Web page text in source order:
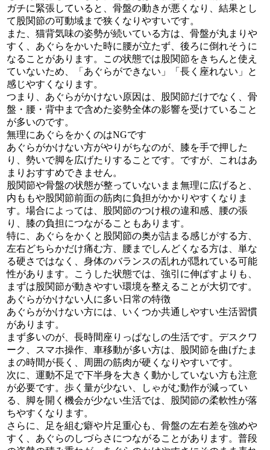
ガチに緊張していると、骨盤の動きが悪くなり、結果とし
て股関節の可動域まで狭くなりやすいです。
また、猫背気味の姿勢が続いている方は、骨盤が丸まりや
すく、あぐらをかいた時に腰が立たず、後ろに倒れそうに
なることがあります。この状態では股関節をきちんと使え
ていないため、「あぐらができない」「長く座れない」と
感じやすくなります。
つまり、あぐらがかけない原因は、股関節だけでなく、骨
盤・腰・背中まで含めた姿勢全体の影響を受けていること
が多いのです。
無理にあぐらをかくのはNGです
あぐらがかけない方がやりがちなのが、膝を手で押した
り、勢いで脚を広げたりすることです。ですが、これはあ
まりおすすめできません。
股関節や骨盤の状態が整っていないまま無理に広げると、
内ももや股関節前面の筋肉に負担がかかりやすくなりま
す。場合によっては、股関節のつけ根の違和感、腰の張
り、膝の負担につながることもあります。
特に、あぐらをかくと股関節の奥が詰まる感じがする方、
左右どちらかだけ痛む方、腰までしんどくなる方は、単な
る硬さではなく、身体のバランスの乱れが隠れている可能
性があります。こうした状態では、強引に伸ばすよりも、
まずは股関節が動きやすい環境を整えることが大切です。
あぐらがかけない人に多い日常の特徴
あぐらがかけない方には、いくつか共通しやすい生活習慣
があります。
まず多いのが、長時間座りっぱなしの生活です。デスクワ
ーク、スマホ操作、車移動が多い方は、股関節を曲げたま
まの時間が長く、周囲の筋肉が硬くなりやすいです。
次に、運動不足で下半身を大きく動かしていない方も注意
が必要です。歩く量が少ない、しゃがむ動作が減ってい
る、脚を開く機会が少ない生活では、股関節の柔軟性が落
ちやすくなります。
さらに、足を組む癖や片足重心も、骨盤の左右差を強めや
すく、あぐらのしづらさにつながることがあります。普段